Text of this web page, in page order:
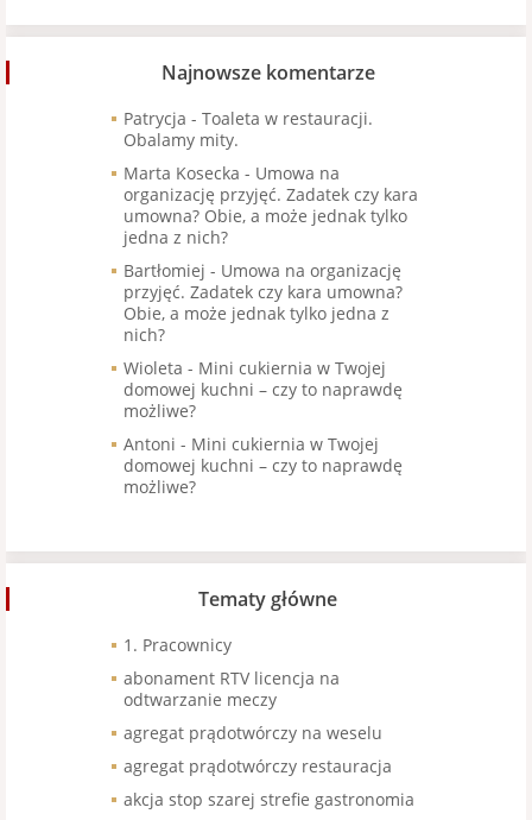
Najnowsze komentarze
Patrycja - Toaleta w restauracji.
Obalamy mity.
Marta Kosecka - Umowa na
organizację przyjęć. Zadatek czy kara
umowna? Obie, a może jednak tylko
jedna z nich?
Bartłomiej - Umowa na organizację
przyjęć. Zadatek czy kara umowna?
Obie, a może jednak tylko jedna z
nich?
Wioleta - Mini cukiernia w Twojej
domowej kuchni – czy to naprawdę
możliwe?
Antoni - Mini cukiernia w Twojej
domowej kuchni – czy to naprawdę
możliwe?
Tematy główne
1. Pracownicy
abonament RTV licencja na
odtwarzanie meczy
agregat prądotwórczy na weselu
agregat prądotwórczy restauracja
akcja stop szarej strefie gastronomia